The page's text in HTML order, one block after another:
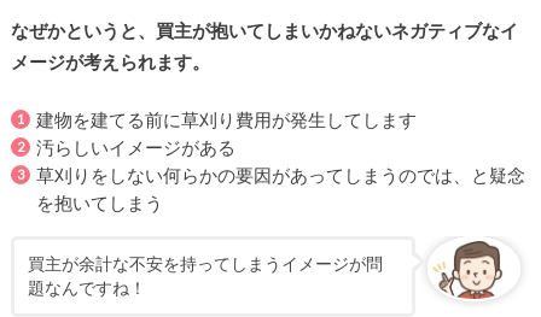
なぜかというと、買主が抱いてしまいかねないネガティブなイ
メージが考えられます。
建物を建てる前に草刈り費用が発生してします
汚らしいイメージがある
草刈りをしない何らかの要因があってしまうのでは、と疑念
を抱いてしまう
買主が余計な不安を持ってしまうイメージが問
題なんですね！